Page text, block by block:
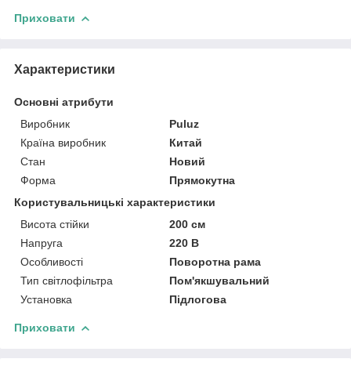
Приховати
Характеристики
Основні атрибути
Виробник
Puluz
Країна виробник
Китай
Стан
Новий
Форма
Прямокутна
Користувальницькі характеристики
Висота стійки
200 см
Напруга
220 В
Особливості
Поворотна рама
Тип світлофільтра
Пом'якшувальний
Установка
Підлогова
Приховати